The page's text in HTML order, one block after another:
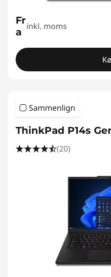
Fr
a inkl. moms
Sammenlign
ThinkPad P14s
(20)